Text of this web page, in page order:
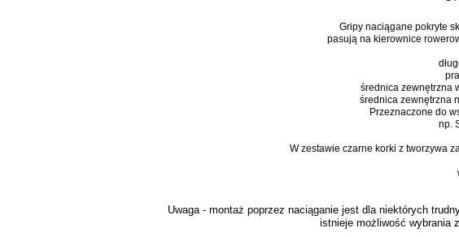
Gripy naciągane pokryte
pasują na kierownice
średnica zewnętrzna
średnica zewnętrzna
Przeznaczone do
np.
W zestawie czarne korki z tworzywa
Uwaga - montaż poprzez naciąganie jest dla niektórych
istnieje możliwość wybrania